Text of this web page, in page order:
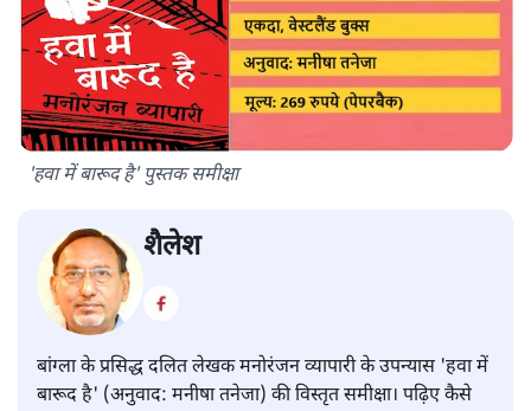
'हवा में बारूद है' पुस्तक समीक्षा
शैलेश
बांग्ला के प्रसिद्ध दलित लेखक मनोरंजन व्यापारी के उपन्यास 'हवा में
बारूद है' (अनुवाद: मनीषा तनेजा) की विस्तृत समीक्षा। पढ़िए कैसे